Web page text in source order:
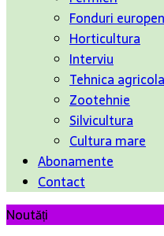
Fonduri
Horticultura
Interviu
Tehnica agricola
Zootehnie
Silvicultura
Cultura mare
Abonamente
Contact
Noutăți